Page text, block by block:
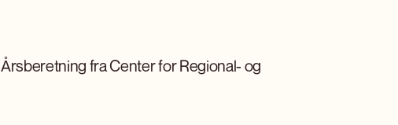
Årsberetning fra Center for Regional- og